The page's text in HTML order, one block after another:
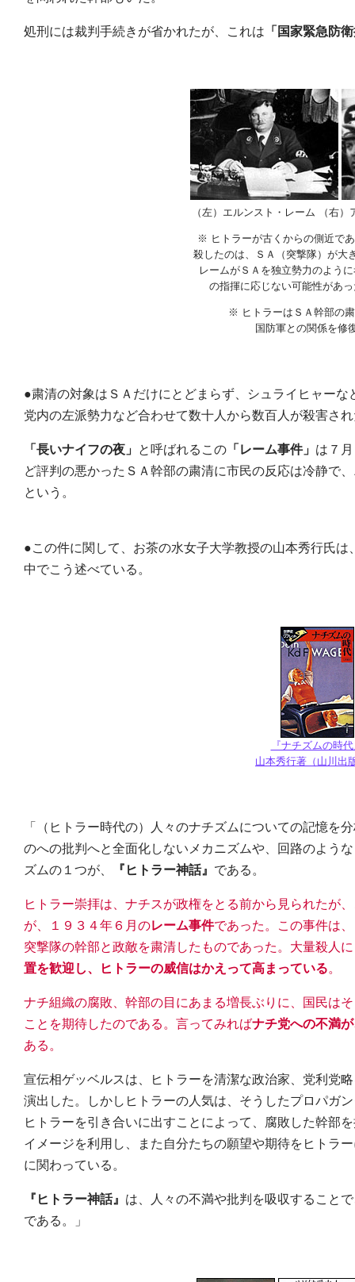
処刑には裁判手続きが省かれたが、これは 「国家緊急防
（左）エルンスト・レーム （右
※ ヒトラーが古くからの側近で
殺したのは、ＳＡ（突撃隊）が大
レームがＳＡを独立勢力のよう
の指揮に応じない可能性があ
※ ヒトラーはＳＡ幹部の
国防軍との関係を修
●粛清の対象はＳＡだけにとどまらず、シュライヒャー
党内の左派勢力など合わせて数十人から数百人が殺害さ
「長いナイフの夜」 と呼ばれるこの 「レーム事件」 は７
ど評判の悪かったＳＡ幹部の粛清に市民の反応は冷静で
という。
●この件に関して、お茶の水女子大学教授の山本秀行氏
中でこう述べている。
『ナチズムの時
山本秀行著（山川出
「（ヒトラー時代の）人々のナチズムについての記憶を
のへの批判へと全面化しないメカニズムや、回路のよう
ズムの１つが、
『ヒトラー神話』 である。
ヒトラー崇拝は、ナチスが政権をとる前から見られたが
が、１９３４年６月のレーム事件であった。この事件は
突撃隊の幹部と政敵を粛清したものであった。大量殺人
置を歓迎し、ヒトラーの威信はかえって高まっている。
ナチ組織の腐敗、幹部の目にあまる増長ぶりに、国民は
ことを期待したのである。言ってみればナチ党への不満
ある。
宣伝相ゲッベルスは、ヒトラーを清潔な政治家、党利党
演出した。しかしヒトラーの人気は、そうしたプロパガ
ヒトラーを引き合いに出すことによって、腐敗した幹部
イメージを利用し、また自分たちの願望や期待をヒトラ
に関わっている。
『ヒトラー神話』 は、人々の不満や批判を吸収すること
である。」